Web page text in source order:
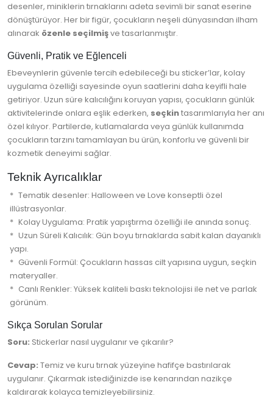
desenler, miniklerin tırnaklarını adeta sevimli bir sanat eserine
dönüştürüyor. Her bir figür, çocukların neşeli dünyasından ilham
alınarak özenle seçilmişve tasarlanmıştır.
Güvenli, Pratik ve Eğlenceli
Ebeveynlerin güvenle tercih edebileceği bu sticker’lar, kolay
uygulama özelliği sayesinde oyun saatlerini daha keyifli hale
getiriyor. Uzun süre kalıcılığını koruyan yapısı, çocukların günlük
aktivitelerinde onlara eşlik ederken, seçkintasarımlarıyla her anı
özel kılıyor. Partilerde, kutlamalarda veya günlük kullanımda
çocukların tarzını tamamlayan bu ürün, konforlu ve güvenli bir
kozmetik deneyimi sağlar.
Teknik Ayrıcalıklar
Tematik desenler: Halloween ve Love konseptli özel
illüstrasyonlar.
Kolay Uygulama: Pratik yapıştırma özelliği ile anında sonuç.
Uzun Süreli Kalıcılık: Gün boyu tırnaklarda sabit kalan dayanıklı
yapı.
Güvenli Formül: Çocukların hassas cilt yapısına uygun, seçkin
materyaller.
Canlı Renkler: Yüksek kaliteli baskı teknolojisi ile net ve parlak
görünüm.
Sıkça Sorulan Sorular
Soru: Stickerlar nasıl uygulanır ve çıkarılır?
Cevap: Temiz ve kuru tırnak yüzeyine hafifçe bastırılarak
uygulanır. Çıkarmak istediğinizde ise kenarından nazikçe
kaldırarak kolayca temizleyebilirsiniz.